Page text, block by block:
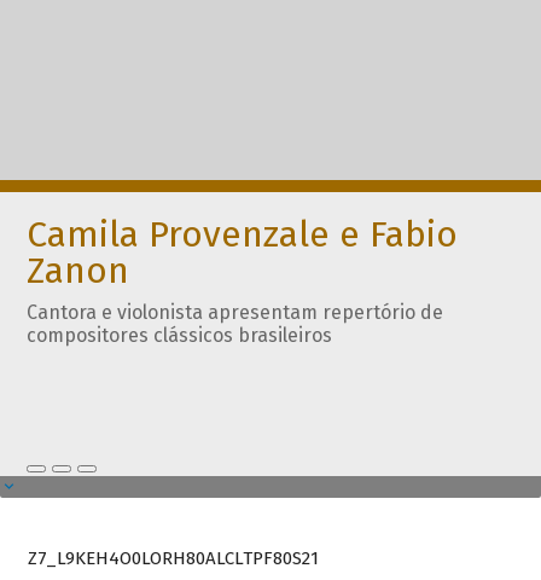
Camila Provenzale e Fabio
Zanon
Cantora e violonista apresentam repertório de
compositores clássicos brasileiros
Z7_L9KEH4O0LORH80ALCLTPF80S21